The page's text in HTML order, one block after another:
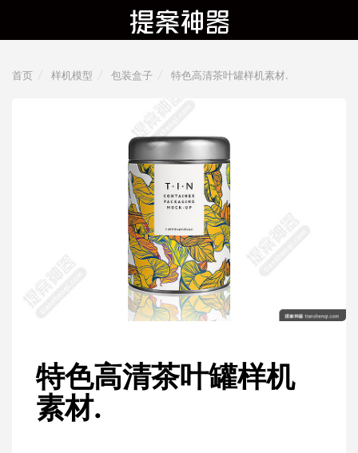
首页 样机模型 包装盒子 特色高清茶叶罐样机素材.
特色高清茶叶罐样机
素材.